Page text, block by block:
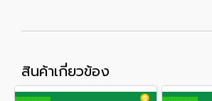
สินค้าเกี่ยวข้อง